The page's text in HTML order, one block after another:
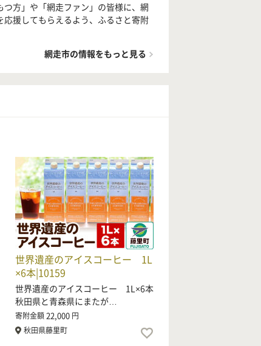
方」や「網走ファン」の皆様に、網
援してもらえるよう、ふるさと寄附
網走市の情報をもっと見る
世界遺産のアイスコーヒー 1L
×6本|10159
世界遺産のアイスコーヒー 1L×6本
秋田県と青森県にまたが…
寄附金額22,000 円
秋田県藤里町